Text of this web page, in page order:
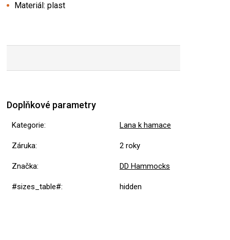
Materiál: plast
Doplňkové parametry
Kategorie: Lana k hamace
Záruka: 2 roky
Značka: DD Hammocks
#sizes_table#: hidden